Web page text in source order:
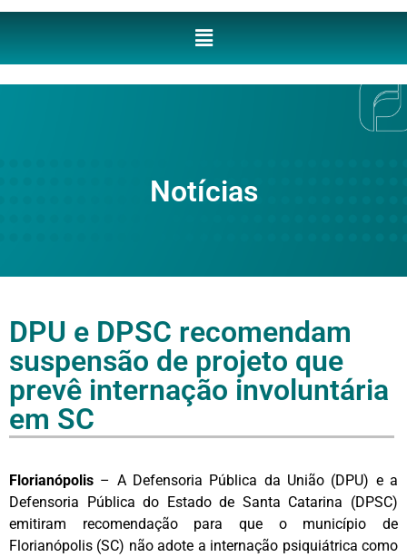
Notícias
DPU e DPSC recomendam
suspensão de projeto que
prevê internação involuntária
em SC
Florianópolis – A Defensoria Pública da União (DPU) e a
Defensoria Pública do Estado de Santa Catarina (DPSC)
emitiram recomendação para que o município de
Florianópolis (SC) não adote a internação psiquiátrica como